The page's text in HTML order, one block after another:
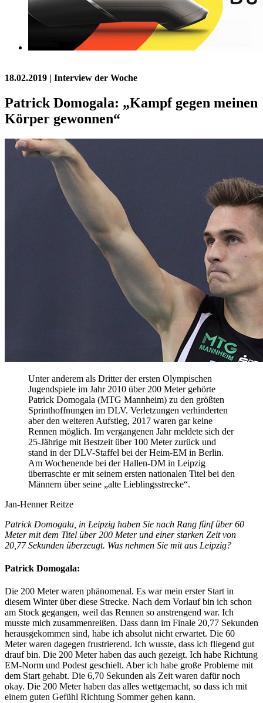
18.02.2019 | Interview der Woche
Patrick Domogala: „Kampf gegen meinen
Körper gewonnen“
Unter anderem als Dritter der ersten Olympischen
Jugendspiele im Jahr 2010 über 200 Meter gehörte
Patrick Domogala (MTG Mannheim) zu den größten
Sprinthoffnungen im DLV. Verletzungen verhinderten
aber den weiteren Aufstieg, 2017 waren gar keine
Rennen möglich. Im vergangenen Jahr meldete sich der
25-Jährige mit Bestzeit über 100 Meter zurück und
stand in der DLV-Staffel bei der Heim-EM in Berlin.
Am Wochenende bei der Hallen-DM in Leipzig
überraschte er mit seinem ersten nationalen Titel bei den
Männern über seine „alte Lieblingsstrecke“.
Jan-Henner Reitze
Patrick Domogala, in Leipzig haben Sie nach Rang fünf über 60
Meter mit dem Titel über 200 Meter und einer starken Zeit von
20,77 Sekunden überzeugt. Was nehmen Sie mit aus Leipzig?
Patrick Domogala:
Die 200 Meter waren phänomenal. Es war mein erster Start in
diesem Winter über diese Strecke. Nach dem Vorlauf bin ich schon
am Stock gegangen, weil das Rennen so anstrengend war. Ich
musste mich zusammenreißen. Dass dann im Finale 20,77 Sekunden
herausgekommen sind, habe ich absolut nicht erwartet. Die 60
Meter waren dagegen frustrierend. Ich wusste, dass ich fliegend gut
drauf bin. Die 200 Meter haben das auch gezeigt. Ich habe Richtung
EM-Norm und Podest geschielt. Aber ich habe große Probleme mit
dem Start gehabt. Die 6,70 Sekunden als Zeit waren dafür noch
okay. Die 200 Meter haben das alles wettgemacht, so dass ich mit
einem guten Gefühl Richtung Sommer gehen kann.